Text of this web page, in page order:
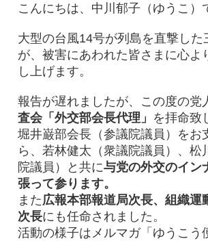
こんにちは、中川郁子（ゆうこ）
大型の台風14号が列島を直撃した
が、被害にあわれた皆さまに心よ
し上げます。
報告が遅れましたが、この度の党
査会「外交部会長代理」 を拝命致
堀井巌部会長（参議院議員）をお
ら、若林健太（衆議院議員）、松
院議員）と共に与党の外交のイン
張って参ります。
また 広報本部報道局次長、組織運
次長にも任命されました。
活動の様子はメルマガ「ゆうこう